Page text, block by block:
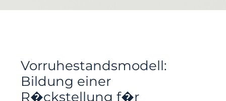
Vorruhestandsmodell:
Bildung einer
R�ckstellung f�r